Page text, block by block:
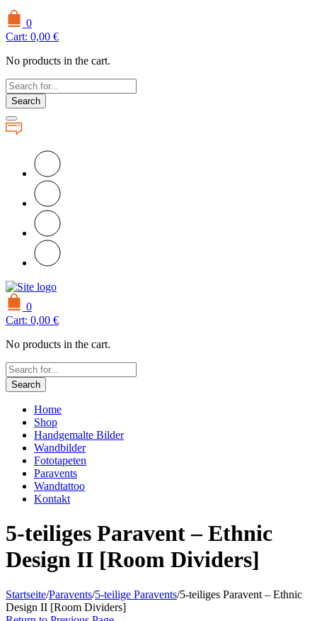
0
Cart: 0,00 €
No products in the cart.
Search
0
Cart: 0,00 €
No products in the cart.
Search
Home
Shop
Handgemalte Bilder
Wandbilder
Fototapeten
Paravents
Wandtattoo
Kontakt
5-teiliges Paravent – Ethnic
Design II [Room Dividers]
Startseite/Paravents/5-teilige Paravents/5-teiliges Paravent – Ethnic
Design II [Room Dividers]